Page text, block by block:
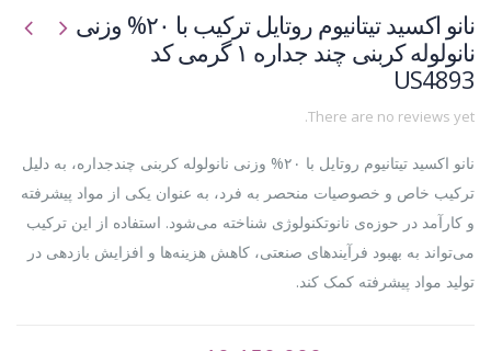
نانو اکسید تیتانیوم روتایل ترکیب با ۲۰% وزنی
نانولوله کربنی چند جداره ۱ گرمی کد
US4893
There are no reviews yet.
نانو اکسید تیتانیوم روتایل با ۲۰% وزنی نانولوله کربنی چندجداره، به دلیل
ترکیب خاص و خصوصیات منحصر به فرد، به عنوان یکی از مواد پیشرفته
و کارآمد در حوزه‌ی نانوتکنولوژی شناخته می‌شود. استفاده از این ترکیب
می‌تواند به بهبود فرآیندهای صنعتی، کاهش هزینه‌ها و افزایش بازدهی در
تولید مواد پیشرفته کمک کند.